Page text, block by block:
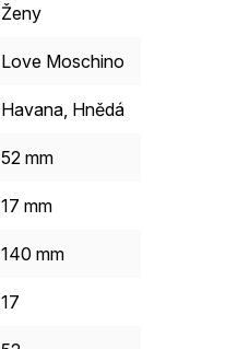
Ženy
Love Moschino
Havana Hnědá
52 mm
17 mm
140 mm
17